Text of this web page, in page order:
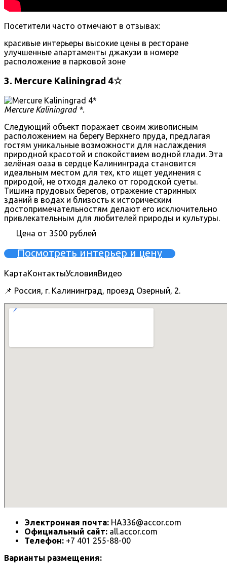
Посетители часто отмечают в отзывах:
красивые интерьеры высокие цены в ресторане
улучшенные апартаменты джакузи в номере
расположение в парковой зоне
3. Mercure Kaliningrad 4☆
Mercure Kaliningrad *.
Следующий объект поражает своим живописным
расположением на берегу Верхнего пруда, предлагая
гостям уникальные возможности для наслаждения
природной красотой и спокойствием водной глади. Эта
зелёная оаза в сердце Калининграда становится
идеальным местом для тех, кто ищет уединения с
природой, не отходя далеко от городской суеты.
Тишина прудовых берегов, отражение старинных
зданий в водах и близость к историческим
достопримечательностям делают его исключительно
привлекательным для любителей природы и культуры.
Цена от 3500 рублей
Посмотреть интерьер и цену
КартаКонтактыУсловияВидео
📌 Россия, г. Калининград, проезд Озерный, 2.
Электронная почта: HA336@accor.com
Официальный сайт: all.accor.com
Телефон: +7 401 255-88-00
Варианты размещения: